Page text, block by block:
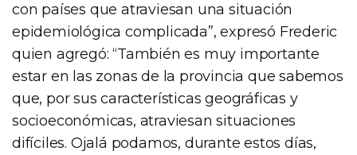
con países que atraviesan una situación
epidemiológica complicada”, expresó Frederic
quien agregó: “También es muy importante
estar en las zonas de la provincia que sabemos
que, por sus características geográficas y
socioeconómicas, atraviesan situaciones
difíciles. Ojalá podamos, durante estos días,